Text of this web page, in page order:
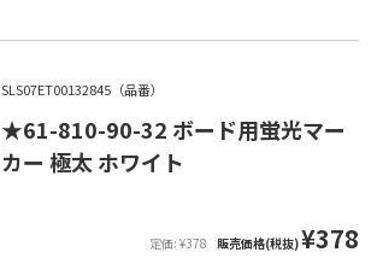
SLS07ET00132845（品番）
★61-810-90-32 ボード用蛍光マー
カー 極太 ホワイト
定価: ¥378 販売価格(税抜)¥378